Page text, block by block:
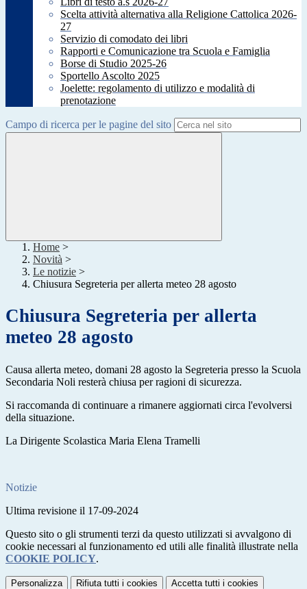
Scelta attività alternativa alla Religione Cattolica 2026-
27
Servizio di comodato dei libri
Rapporti e Comunicazione tra Scuola e Famiglia
Borse di Studio 2025-26
Sportello Ascolto 2025
Joelette: regolamento di utilizzo e modalità di
prenotazione
Campo di ricerca per le pagine del sito
Home >
Novità >
Le notizie >
Chiusura Segreteria per allerta meteo 28 agosto
Chiusura Segreteria per allerta
meteo 28 agosto
Causa allerta meteo, domani 28 agosto la Segreteria presso la Scuola
Secondaria Noli resterà chiusa per ragioni di sicurezza.
Si raccomanda di continuare a rimanere aggiornati circa l'evolversi
della situazione.
La Dirigente Scolastica Maria Elena Tramelli
Notizie
Ultima revisione il 17-09-2024
Questo sito o gli strumenti terzi da questo utilizzati si avvalgono di
cookie necessari al funzionamento ed utili alle finalità illustrate nella
COOKIE POLICY.
Personalizza Rifiuta tutti i cookies Accetta tutti i cookies